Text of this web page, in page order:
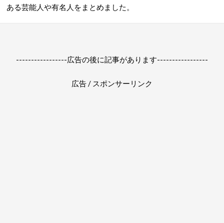
ある芸能人や有名人をまとめました。
-----------------広告の後に記事があります-----------------
広告 / スポンサーリンク